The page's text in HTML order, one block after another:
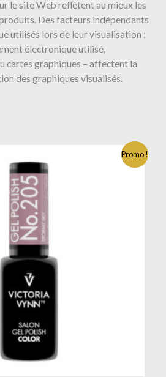
le site Web reflètent au mieux les
Des facteurs indépendants
utilisés lors de leur visualisation :
électronique utilisé,
cartes graphiques – affectent la
des graphiques visualisés.
Promo !